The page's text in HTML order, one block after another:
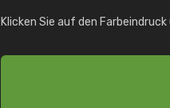
Klicken Sie auf den